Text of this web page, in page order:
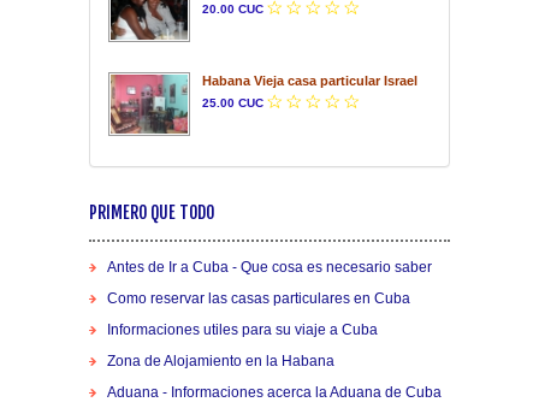
20.00 CUC
Habana Vieja casa particular Israel
25.00 CUC
PRIMERO QUE TODO
Antes de Ir a Cuba - Que cosa es necesario saber
Como reservar las casas particulares en Cuba
Informaciones utiles para su viaje a Cuba
Zona de Alojamiento en la Habana
Aduana - Informaciones acerca la Aduana de Cuba